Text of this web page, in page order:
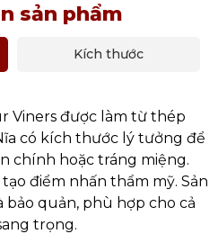
sản phẩm
Kích thước
Viners được làm từ thép
có kích thước lý tưởng để
chính hoặc tráng miệng.
điểm nhấn thẩm mỹ. Sản
bảo quản, phù hợp cho cả
trọng.